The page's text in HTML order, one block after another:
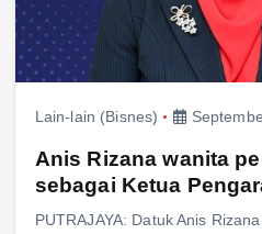
Lain-lain (Bisnes)
Anis Rizana wanita
sebagai Ketua
PUTRAJAYA: Datuk Anis